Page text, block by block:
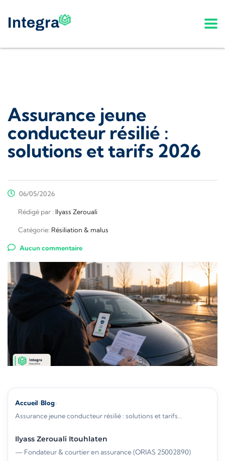
Assurance jeune
conducteur résilié :
solutions et tarifs 2026
06/05/2026
Rédigé par : Ilyass Zerouali
Catégorie: Résiliation & malus
Aucun commentaire
Accueil›Blog›
Assurance jeune conducteur résilié : solutions et tarifs…
Ilyass Zerouali Itouhlaten
— Fondateur & courtier en assurance (ORIAS 25002890)·